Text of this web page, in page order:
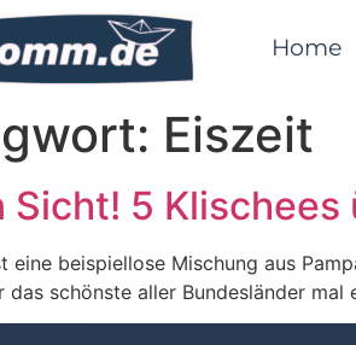
Home
Eiszeit
Sicht! 5
eine beispiellose Mischung aus
das schönste aller Bundesländer